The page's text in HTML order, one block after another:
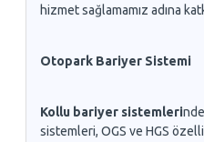
hizmet sağlamamız adına
Otopark Bariyer Sistemi
Kollu bariyer sistemleri
sistemleri, OGS ve HGS